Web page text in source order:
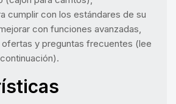
cumplir con los estándares de su
con funciones avanzadas,
y preguntas frecuentes (lee